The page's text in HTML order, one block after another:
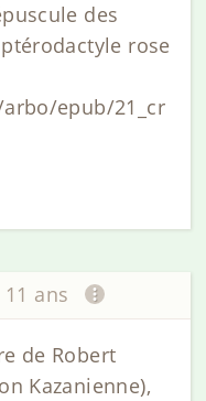
des
rose
epub/21_cr
ans
de Robert
Kazanienne),